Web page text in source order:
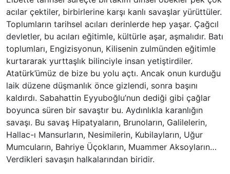
acılar çektiler, birbirlerine karşı kanlı savaşlar yürüttüler.
Toplumların tarihsel acıları derinlerde hep yaşar. Çağcıl
devletler, bu acıları eğitimle, kültürle aşar, aşmalıdır. Batı
toplumları, Engizisyonun, Kilisenin zulmünden eğitimle
kurtararak yurttaşlık bilinciyle insan yetiştirdiler.
Atatürk’ümüz de bize bu yolu açtı. Ancak onun kurduğu
laik düzene düşmanlık önce gizlendi, sonra başını
kaldırdı. Sabahattin Eyyuboğlu’nun dediği gibi çağlar
boyunca süren bir savaştır bu. Aydınlıkla karanlığın
savaşı. Bu savaş Hipatyaların, Brunoların, Galilelerin,
Hallac-ı Mansurların, Nesimilerin, Kubilayların, Uğur
Mumcuların, Bahriye Üçokların, Muammer Aksoyların…
Verdikleri savaşın halkalarından biridir.